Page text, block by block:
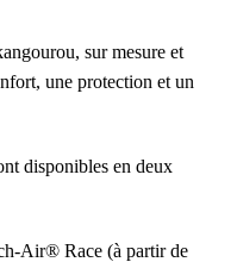
sur mesure et
une protection et un
disponibles en deux
Air® Race (à partir de